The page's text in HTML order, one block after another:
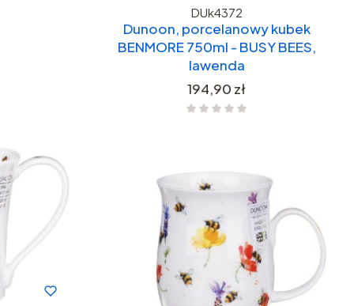
DUk4372
Dunoon, porcelanowy kubek
BENMORE 750ml - BUSY BEES,
lawenda
Cena
194,90 zł